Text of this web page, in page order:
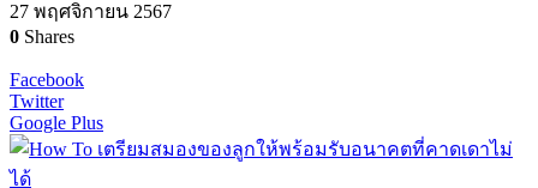
27 พฤศจิกายน 2567
0 Shares
Facebook
Twitter
Google Plus